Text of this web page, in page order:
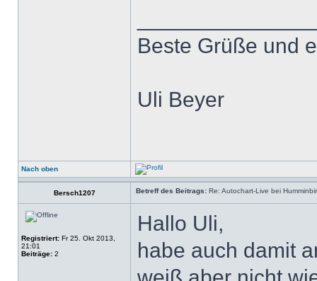
Beste Grüße und
Uli Beyer
Nach oben
Bersch1207 Betreff des Beitrags: Re: Autochart-Live bei
Registriert: Fr 25. Okt 2013,
21:01
Beiträge: 2
Hallo Uli,
habe auch damit